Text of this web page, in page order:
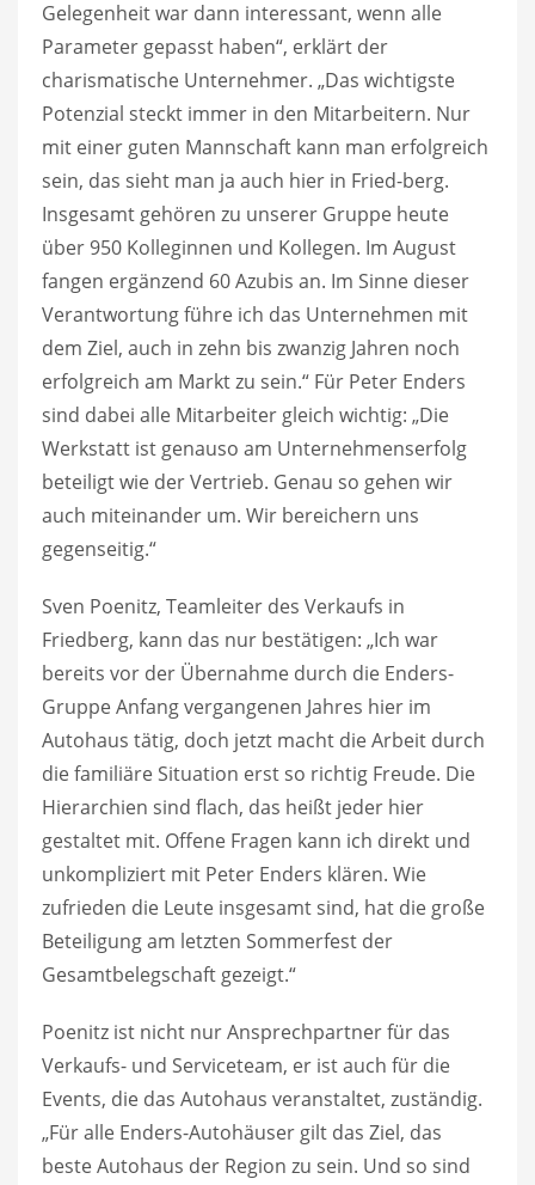
Gelegenheit war dann interessant, wenn alle
Parameter gepasst haben“, erklärt der
charismatische Unternehmer. „Das wichtigste
Potenzial steckt immer in den Mitarbeitern. Nur
mit einer guten Mannschaft kann man erfolgreich
sein, das sieht man ja auch hier in Fried-berg.
Insgesamt gehören zu unserer Gruppe heute
über 950 Kolleginnen und Kollegen. Im August
fangen ergänzend 60 Azubis an. Im Sinne dieser
Verantwortung führe ich das Unternehmen mit
dem Ziel, auch in zehn bis zwanzig Jahren noch
erfolgreich am Markt zu sein.“ Für Peter Enders
sind dabei alle Mitarbeiter gleich wichtig: „Die
Werkstatt ist genauso am Unternehmenserfolg
beteiligt wie der Vertrieb. Genau so gehen wir
auch miteinander um. Wir bereichern uns
gegenseitig.“
Sven Poenitz, Teamleiter des Verkaufs in
Friedberg, kann das nur bestätigen: „Ich war
bereits vor der Übernahme durch die Enders-
Gruppe Anfang vergangenen Jahres hier im
Autohaus tätig, doch jetzt macht die Arbeit durch
die familiäre Situation erst so richtig Freude. Die
Hierarchien sind flach, das heißt jeder hier
gestaltet mit. Offene Fragen kann ich direkt und
unkompliziert mit Peter Enders klären. Wie
zufrieden die Leute insgesamt sind, hat die große
Beteiligung am letzten Sommerfest der
Gesamtbelegschaft gezeigt.“
Poenitz ist nicht nur Ansprechpartner für das
Verkaufs- und Serviceteam, er ist auch für die
Events, die das Autohaus veranstaltet, zuständig.
„Für alle Enders-Autohäuser gilt das Ziel, das
beste Autohaus der Region zu sein. Und so sind